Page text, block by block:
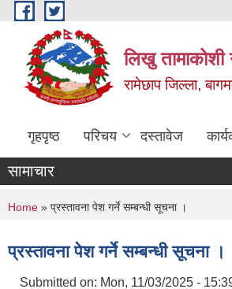
Skip to main content
लिखु तामाकोशी
रामेछाप जिल्ला,
गृहपृष्ठ परिचय दस्तावेज
सामाचार
You are here
Home » प्रस्तावना पेश गर्ने सम्बन्धी सूचना ।
प्रस्तावना पेश गर्ने सम्बन्धी सूचना ।
Submitted on: Mon, 11/03/2025 -